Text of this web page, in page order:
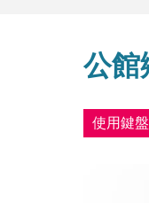
公館
使用鍵